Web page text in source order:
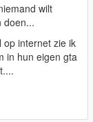
wilt
doen...
op internet zie ik
in hun eigen gta